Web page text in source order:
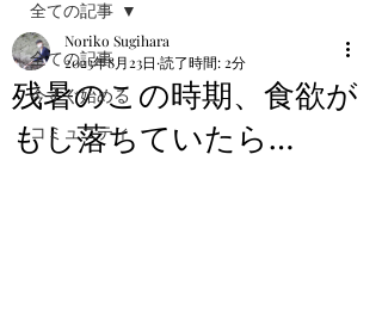
全ての記事
今すぐ始める
コミュニティ
全ての記事
残暑のこの時期、食欲が
もし落ちていたら…
Noriko Sugihara
2023年8月23日 読了時間: 2分